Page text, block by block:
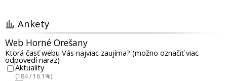
Ankety
Web Horné Orešany
Ktorá časť webu Vás najviac zaujíma? (možno označiť viac
odpovedí naraz)
Aktuality
(184 / 16.1%)